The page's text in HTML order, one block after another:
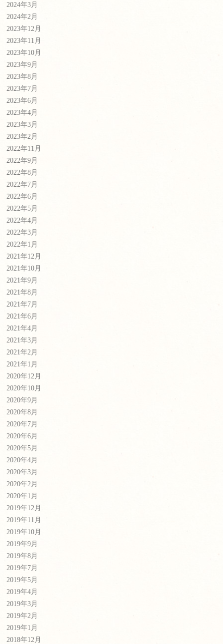
2024年3月
2024年2月
2023年12月
2023年11月
2023年10月
2023年9月
2023年8月
2023年7月
2023年6月
2023年4月
2023年3月
2023年2月
2022年11月
2022年9月
2022年8月
2022年7月
2022年6月
2022年5月
2022年4月
2022年3月
2022年1月
2021年12月
2021年10月
2021年9月
2021年8月
2021年7月
2021年6月
2021年4月
2021年3月
2021年2月
2021年1月
2020年12月
2020年10月
2020年9月
2020年8月
2020年7月
2020年6月
2020年5月
2020年4月
2020年3月
2020年2月
2020年1月
2019年12月
2019年11月
2019年10月
2019年9月
2019年8月
2019年7月
2019年5月
2019年4月
2019年3月
2019年2月
2019年1月
2018年12月